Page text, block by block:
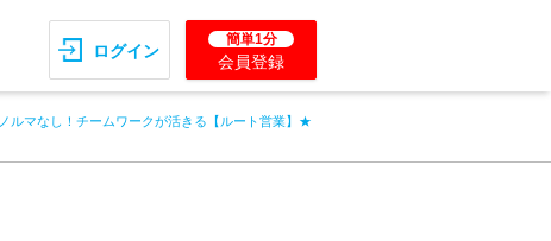
ログイン
簡単1分
会員登録
ノルマなし！チームワークが活きる【ルート営業】★